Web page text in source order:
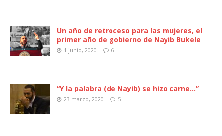
Un año de retroceso para las mujeres, el
primer año de gobierno de Nayib Bukele
1 junio, 2020 6
“Y la palabra (de Nayib) se hizo carne…”
23 marzo, 2020 5